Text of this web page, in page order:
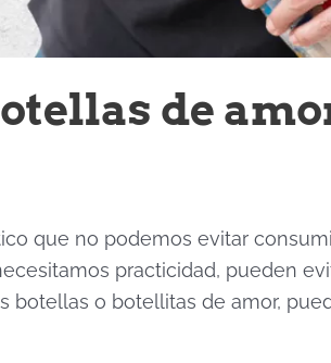
de
que no podemos evitar
practicidad, pueden
botellas o botellitas de amor,